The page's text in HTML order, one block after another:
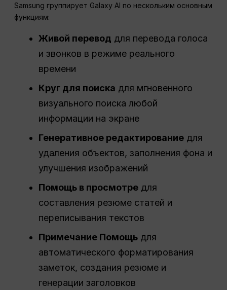
Samsung группирует Galaxy AI по нескольким основным
функциям:
Живой перевод для перевода голоса
и звонков в режиме реального
времени
Круг для поиска для мгновенного
визуального поиска любой
информации на экране
Генеративное редактирование для
удаления объектов, заполнения фона и
улучшения изображений
Помощь в просмотре для
составления резюме статей и
переписывания текстов
Примечание Помощь для
автоматического форматирования
заметок, создания резюме и
генерации заголовков